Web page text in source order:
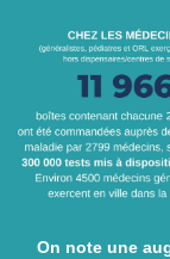
On note une